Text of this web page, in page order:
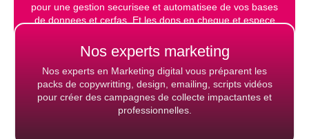
pour une gestion securisee et automatisee de vos bases
de donnees et cerfas. Et les dons en cheque et espece
Nos experts marketing
Nos experts en Marketing digital vous préparent les
packs de copywritting, design, emailing, scripts vidéos
pour créer des campagnes de collecte impactantes et
professionnelles.